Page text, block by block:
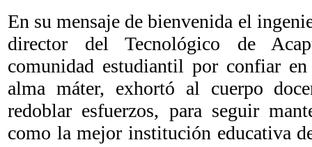
En su mensaje de bienvenida el
director del Tecnológico de
comunidad estudiantil por confiar
alma máter, exhortó al cuerpo
redoblar esfuerzos, para seguir
como la mejor institución educativa